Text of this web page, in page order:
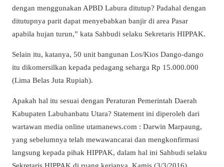
dengan menggunakan APBD Labura ditutup? Padahal dengan
ditutupnya parit dapat menyebabkan banjir di area Pasar
apabila hujan turun,” kata Sahbudi selaku Sekretaris HIPPAK.
Selain itu, katanya, 50 unit bangunan Los/Kios Dango-dango
itu dikomersilkan kepada pedagang seharga Rp 15.000.000
(Lima Belas Juta Rupiah).
Apakah hal itu sesuai dengan Peraturan Pemerintah Daerah
Kabupaten Labuhanbatu Utara? Statement ini diperoleh dari
wartawan media online utamanews.com : Darwin Marpaung,
yang sebelumnya telah mewawancarai dan mengkonfirmasi
langsung kepada pihak HIPPAK, dalam hal ini Sahbudi selaku